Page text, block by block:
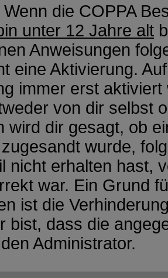
die COPPA
unter 12 Jahre alt
Anweisungen
eine Aktivierung.
immer erst
von dir selbst
wird dir gesagt, ob
wurde,
nicht erhalten hast,
war. Ein Grund
ist die
bist, dass die
Administrator.